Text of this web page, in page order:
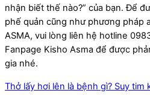
nhận biết thế nào?” của bạn. Để
phế quản cũng như phương pháp
ASMA, vui lòng liên hệ hotline
Fanpage Kisho Asma để được
gia nhé.
Thở lấy hơi lên là bệnh gì? Suy tim